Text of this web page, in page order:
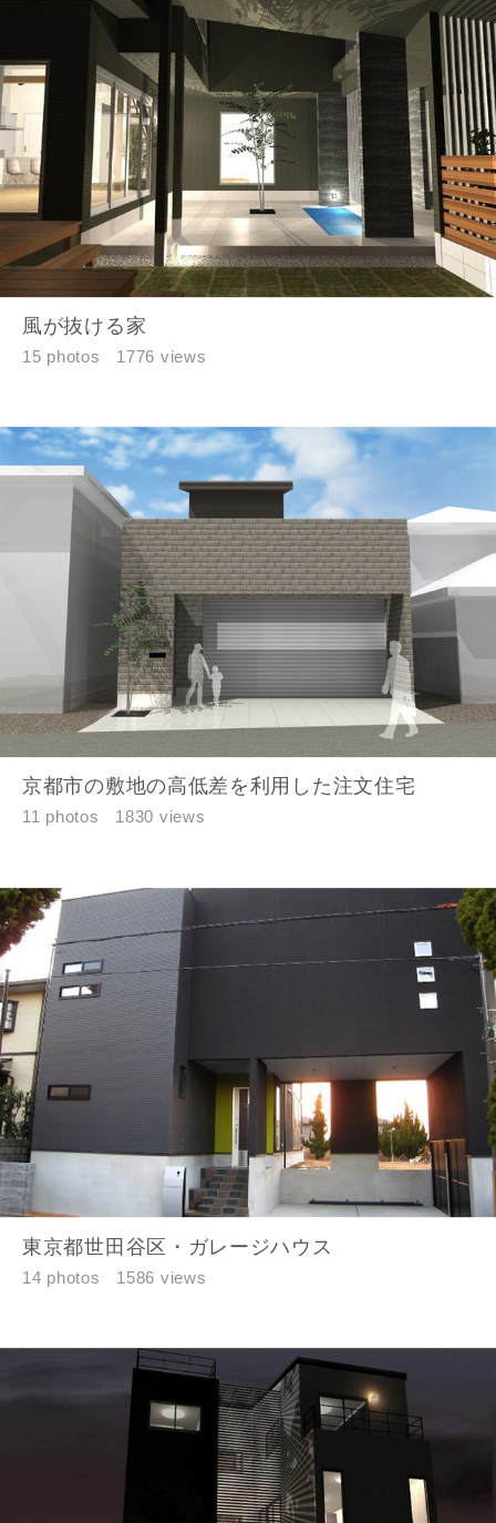
フォローする
風が抜ける家
15 photos 1776 views
京都市の敷地の高低差を利用した注文住宅
11 photos 1830 views
東京都世田谷区・ガレージハウス
14 photos 1586 views